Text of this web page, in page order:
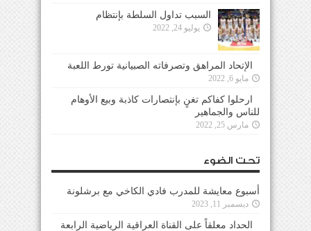
السبب تداول السلطة بإنتظام
يوليو 24, 2022
الإتحاد المراهق وتصرفاته الصبيانية تورط اللعبة
مايو 6, 2022
ارحلوا كفاكم تغنٍ بإنتصارات كاذبة وبيع الأوهام
للناس والجماهير
مارس 25, 2022
تحت الضوء
أسبوع معايشة للمدرب فادي الكاخي مع برشلونة
ديسمبر 11, 2023
الحداد معلقاً على القناة العراقية الرياضية الرابعة